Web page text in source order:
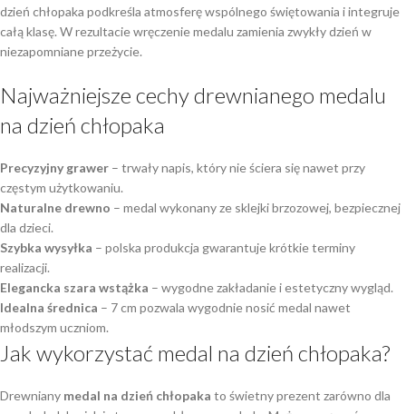
dzień chłopaka podkreśla atmosferę wspólnego świętowania i integruje
całą klasę. W rezultacie wręczenie medalu zamienia zwykły dzień w
niezapomniane przeżycie.
Najważniejsze cechy drewnianego medalu
na dzień chłopaka
Precyzyjny grawer – trwały napis, który nie ściera się nawet przy
częstym użytkowaniu.
Naturalne drewno – medal wykonany ze sklejki brzozowej, bezpiecznej
dla dzieci.
Szybka wysyłka – polska produkcja gwarantuje krótkie terminy
realizacji.
Elegancka szara wstążka – wygodne zakładanie i estetyczny wygląd.
Idealna średnica – 7 cm pozwala wygodnie nosić medal nawet
młodszym uczniom.
Jak wykorzystać medal na dzień chłopaka?
Drewniany medal na dzień chłopaka to świetny prezent zarówno dla